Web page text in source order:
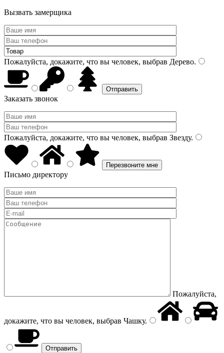
Вызвать замерщика
Пожалуйста, докажите, что вы человек, выбрав Дерево.
Заказать звонок
Пожалуйста, докажите, что вы человек, выбрав Звезду.
Письмо директору
Пожалуйста,
докажите, что вы человек, выбрав Чашку.